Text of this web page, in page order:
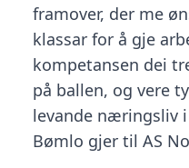
framover, der me
klassar for å gje
kompetansen dei
på ballen, og vere
levande næringsliv
Bømlo gjer til AS